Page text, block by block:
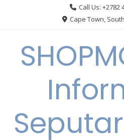
Call Us: +2782
Cape Town,